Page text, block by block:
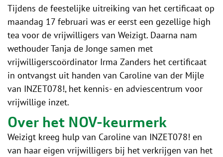
Tijdens de feestelijke uitreiking van het certificaat op
maandag 17 februari was er eerst een gezellige high
tea voor de vrijwilligers van Weizigt. Daarna nam
wethouder Tanja de Jonge samen met
vrijwilligerscoördinator Irma Zanders het certificaat
in ontvangst uit handen van Caroline van der Mijle
van INZET078!, het kennis- en adviescentrum voor
vrijwillige inzet.
Over het NOV-keurmerk
Weizigt kreeg hulp van Caroline van INZET078! en
van haar eigen vrijwilligers bij het verkrijgen van het